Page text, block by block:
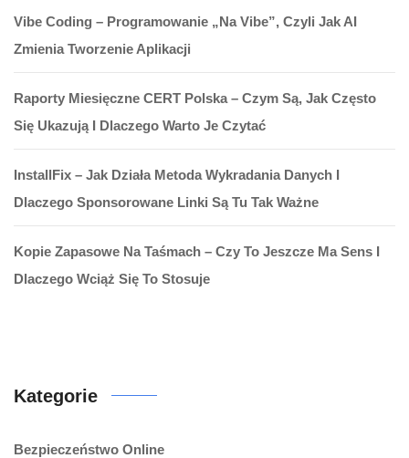
Vibe Coding – Programowanie „na Vibe”, Czyli Jak AI
Zmienia Tworzenie Aplikacji
Raporty Miesięczne CERT Polska – Czym Są, Jak Często
Się Ukazują I Dlaczego Warto Je Czytać
InstallFix – Jak Działa Metoda Wykradania Danych I
Dlaczego Sponsorowane Linki Są Tu Tak Ważne
Kopie Zapasowe Na Taśmach – Czy To Jeszcze Ma Sens I
Dlaczego Wciąż Się To Stosuje
Kategorie
Bezpieczeństwo Online